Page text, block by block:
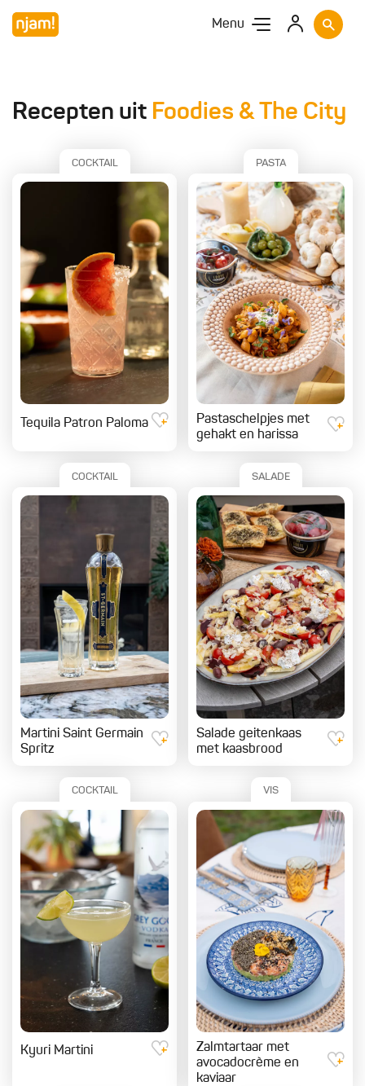
Menu
Recepten uit Foodies & The City
COCKTAIL
Tequila Patron Paloma
PASTA
Pastaschelpjes met
gehakt en harissa
COCKTAIL
Martini Saint Germain
Spritz
SALADE
Salade geitenkaas
met kaasbrood
COCKTAIL
Kyuri Martini
VIS
Zalmtartaar met
avocadocrème en
kaviaar